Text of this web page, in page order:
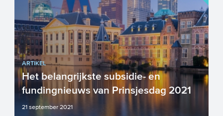
ARTIKEL
Het belangrijkste subsidie- en
fundingnieuws van Prinsjesdag 2021
21 september 2021